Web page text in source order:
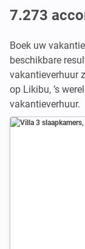
7.273
Boek uw
beschikbare
vakantieverhuur
op Likibu, ’s
vakantieverhuur.